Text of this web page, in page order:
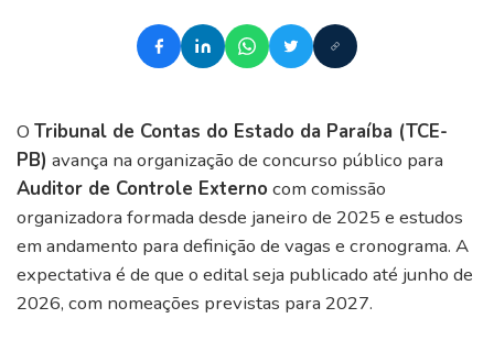
O Tribunal de Contas do Estado da Paraíba (TCE-
PB) avança na organização de concurso público para
Auditor de Controle Externo com comissão
organizadora formada desde janeiro de 2025 e estudos
em andamento para definição de vagas e cronograma. A
expectativa é de que o edital seja publicado até junho de
2026, com nomeações previstas para 2027.